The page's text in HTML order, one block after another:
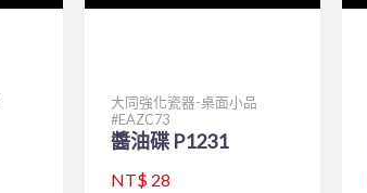
大同強化瓷器-桌面小品
EAZC73
醬油碟 P1231
NT$ 28